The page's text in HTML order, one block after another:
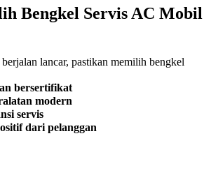
Bengkel Servis AC Mobil
lancar, pastikan memilih bengkel
bersertifikat
modern
servis
dari pelanggan